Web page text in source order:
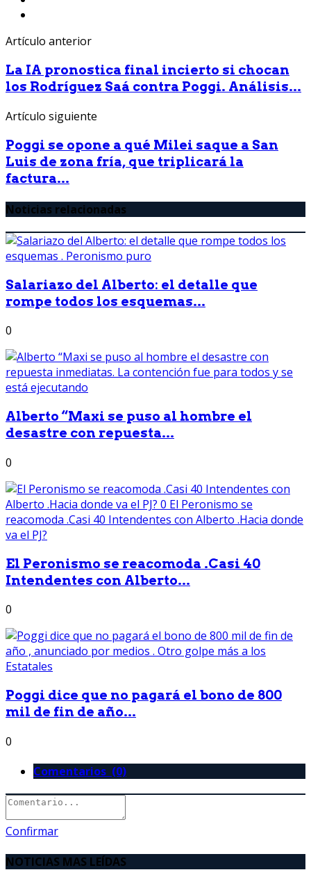
Artículo anterior
La IA pronostica final incierto si chocan
los Rodríguez Saá contra Poggi. Análisis...
Artículo siguiente
Poggi se opone a qué Milei saque a San
Luis de zona fría, que triplicará la
factura...
Noticias relacionadas
Salariazo del Alberto: el detalle que
rompe todos los esquemas...
0
Alberto “Maxi se puso al hombre el
desastre con repuesta...
0
El Peronismo se reacomoda .Casi 40
Intendentes con Alberto...
0
Poggi dice que no pagará el bono de 800
mil de fin de año...
0
Comentarios (0)
Confirmar
NOTICIAS MAS LEÍDAS